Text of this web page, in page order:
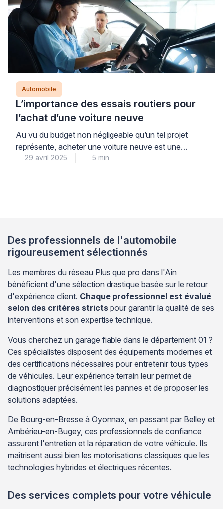
garantie constructeur, l’achat d’un véhicule neuf
demande une vigilance particulière ! Que vous
passiez par un mandataire auto, un […]
Automobile
L’importance des essais routiers pour
l’achat d’une voiture neuve
Au vu du budget non négligeable qu’un tel projet
représente, acheter une voiture neuve est une
décision majeure pour bon nombre d’automobilistes.
29 avril 2025 5 min
Des professionnels de l'automobile
rigoureusement sélectionnés
Les membres du réseau Plus que pro dans l'Ain
bénéficient d'une sélection drastique basée sur le retour
d'expérience client. Chaque professionnel est évalué
selon des critères stricts pour garantir la qualité de ses
interventions et son expertise technique.
Vous cherchez un garage fiable dans le département 01 ?
Ces spécialistes disposent des équipements modernes et
des certifications nécessaires pour entretenir tous types
de véhicules. Leur expérience terrain leur permet de
diagnostiquer précisément les pannes et de proposer les
solutions adaptées.
De Bourg-en-Bresse à Oyonnax, en passant par Belley et
Ambérieu-en-Bugey, ces professionnels de confiance
assurent l'entretien et la réparation de votre véhicule. Ils
maîtrisent aussi bien les motorisations classiques que les
technologies hybrides et électriques récentes.
Des services complets pour votre véhicule